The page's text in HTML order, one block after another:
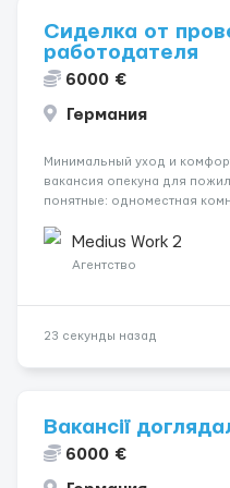
Сиделка от
работодателя
6000 €
Германия
Минимальный уход и
вакансия опекуна для
понятные: одноместная
минутах ходьбы, домашних
ищет робота по догляду...
Medius Work 2
Агентство
23 секунды назад
Вакансії
6000 €